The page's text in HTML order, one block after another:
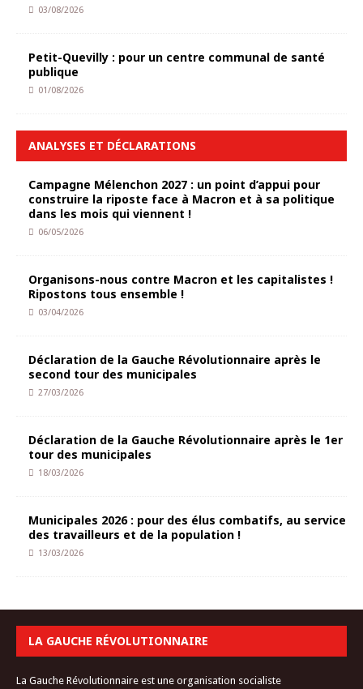
03/08/2026
Petit-Quevilly : pour un centre communal de santé
publique
01/08/2026
ANALYSES ET DÉCLARATIONS
Campagne Mélenchon 2027 : un point d’appui pour
construire la riposte face à Macron et à sa politique
dans les mois qui viennent !
06/05/2026
Organisons-nous contre Macron et les capitalistes !
Ripostons tous ensemble !
03/04/2026
Déclaration de la Gauche Révolutionnaire après le
second tour des municipales
27/03/2026
Déclaration de la Gauche Révolutionnaire après le 1er
tour des municipales
18/03/2026
Municipales 2026 : pour des élus combatifs, au service
des travailleurs et de la population !
13/03/2026
LA GAUCHE RÉVOLUTIONNAIRE
La Gauche Révolutionnaire est une organisation socialiste